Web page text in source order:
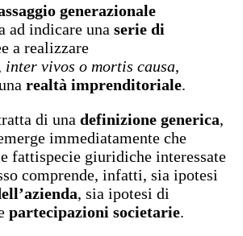
generazionale
ad indicare una serie di
a realizzare
inter vivos o mortis causa,
realtà imprenditoriale.
di una definizione generica,
immediatamente che
fattispecie giuridiche interessate
comprende, infatti, sia ipotesi
, sia ipotesi di
partecipazioni societarie.